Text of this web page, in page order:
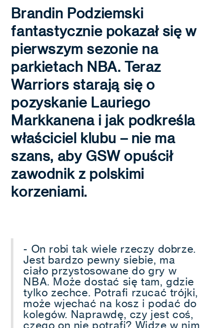
Brandin Podziemski
fantastycznie pokazał się w
pierwszym sezonie na
parkietach NBA. Teraz
Warriors starają się o
pozyskanie Lauriego
Markkanena i jak podkreśla
właściciel klubu – nie ma
szans, aby GSW opuścił
zawodnik z polskimi
korzeniami.
- On robi tak wiele rzeczy dobrze.
Jest bardzo pewny siebie, ma
ciało przystosowane do gry w
NBA. Może dostać się tam, gdzie
tylko zechce. Potrafi rzucać trójki,
może wjechać na kosz i podać do
kolegów. Naprawdę, czy jest coś,
czego on nie potrafi? Widzę w nim